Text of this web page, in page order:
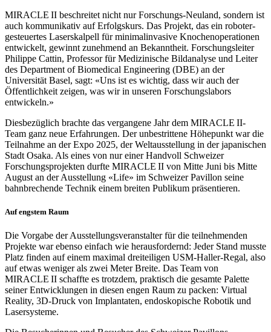
MIRACLE II beschreitet nicht nur Forschungs-Neuland, sondern ist
auch kommunikativ auf Erfolgs­kurs. Das Projekt, das ein roboter­
gesteuertes Laser­skalpell für minimalinvasive Knochen­operationen
entwickelt, gewinnt zunehmend an Bekanntheit. Forschungs­leiter
Philippe Cattin, Professor für Medizinische Bild­analyse und Leiter
des Department of Biomedical Engineering (DBE) an der
Universität Basel, sagt: «Uns ist es wichtig, dass wir auch der
Öffent­lichkeit zeigen, was wir in unseren Forschungs­labors
entwickeln.»
Diesbezüglich brachte das vergangene Jahr dem MIRACLE II-
Team ganz neue Erfahrungen. Der unbe­strittene Höhe­punkt war die
Teilnahme an der Expo 2025, der Weltaus­stellung in der japanischen
Stadt Osaka. Als eines von nur einer Handvoll Schweizer
Forschungs­projekten durfte MIRACLE II von Mitte Juni bis Mitte
August an der Ausstellung «Life» im Schweizer Pavillon seine
bahn­brechende Technik einem breiten Publikum präsentieren.
Auf engstem Raum
Die Vorgabe der Ausstellungs­veranstalter für die teilnehmenden
Projekte war ebenso einfach wie herausfordernd: Jeder Stand musste
Platz finden auf einem maximal dreiteiligen USM-Haller-Regal, also
auf etwas weniger als zwei Meter Breite. Das Team von
MIRACLE II schaffte es trotzdem, praktisch die gesamte Palette
seiner Entwicklungen in diesen engen Raum zu packen: Virtual
Reality, 3D-Druck von Implantaten, endoskopische Robotik und
Laser­systeme.